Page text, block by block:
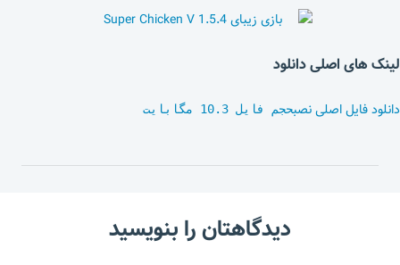
لینک های اصلی دانلود
دانلود فایل اصلی نصبحجم فایل 10.3 مگابایت
دیدگاهتان را بنویسید